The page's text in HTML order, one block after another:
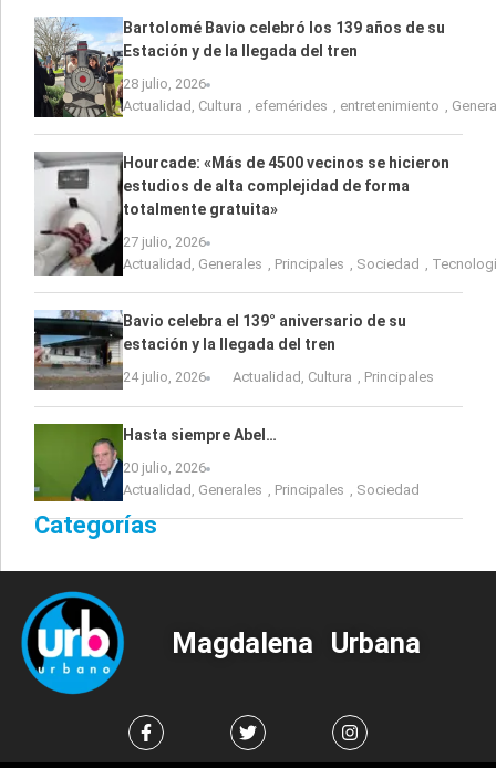
Bartolomé Bavio celebró los 139 años de su
Estación y de la llegada del tren
28 julio, 2026
Actualidad , Cultura , efemérides , entretenimiento ,
Hourcade: «Más de 4500 vecinos se hicieron
estudios de alta complejidad de forma
totalmente gratuita»
27 julio, 2026
Actualidad , Generales , Principales , Sociedad ,
Bavio celebra el 139° aniversario de su
estación y la llegada del tren
24 julio, 2026 Actualidad , Cultura , Principales
Hasta siempre Abel…
20 julio, 2026
Actualidad , Generales , Principales , Sociedad
Categorías
Magdalena Urbana